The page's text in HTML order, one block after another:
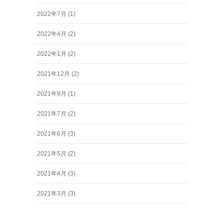
2022年7月 (1)
2022年4月 (2)
2022年1月 (2)
2021年12月 (2)
2021年9月 (1)
2021年7月 (2)
2021年6月 (3)
2021年5月 (2)
2021年4月 (3)
2021年3月 (3)